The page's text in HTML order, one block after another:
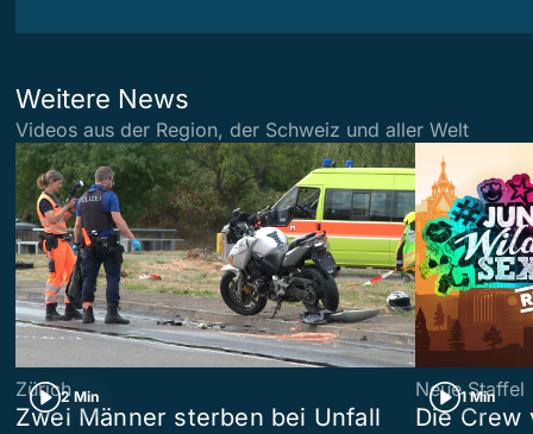
Weitere News
Videos aus der Region, der Schweiz und aller Welt
2 Min
Zürich
Zwei Männer sterben bei Unfall
1 Min
Neue Staffel
Die Crew